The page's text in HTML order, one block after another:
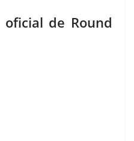
de Round